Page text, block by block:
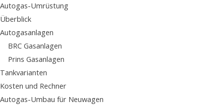
Autogas-Umrüstung
Überblick
Autogasanlagen
BRC Gasanlagen
Prins Gasanlagen
Tankvarianten
Kosten und Rechner
Autogas-Umbau für Neuwagen